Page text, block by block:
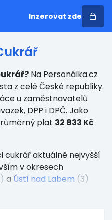
Inzerovat zde
Na Personálka.cz
z celé České republiky.
u zaměstnavatelů
DPP i DPČ. Jako
plat 32 833 Kč
cukrář aktuálně nejvyšší
v okresech
a Ústí nad Labem (3)